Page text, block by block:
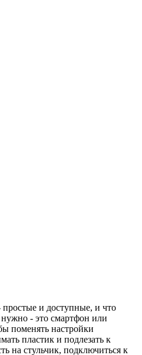
и доступные, и что
нужно - это смартфон или
поменять настройки
пластик и подлезать к
на стульчик, подключиться к